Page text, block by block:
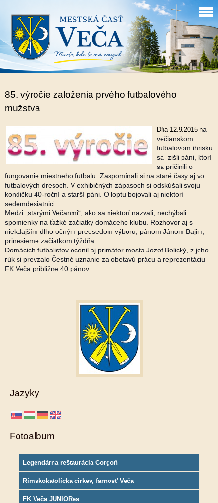
85. výročie založenia prvého futbalového
mužstva
Dňa 12.9.2015 na
večianskom
futbalovom ihrisku
sa zišli páni, ktorí
sa pričinili o
fungovanie miestneho futbalu. Zaspomínali si na staré časy aj vo
futbalových dresoch. V exhibičných zápasoch si odskúšali svoju
kondičku 40-roční a starší páni. O loptu bojovali aj niektorí
sedemdesiatnici.
Medzi „starými Večanmi“, ako sa niektorí nazvali, nechýbali
spomienky na ťažké začiatky domáceho klubu. Rozhovor aj s
niekdajším dlhoročným predsedom výboru, pánom Jánom Bajim,
prinesieme začiatkom týždňa.
Domácich futbalistov ocenil aj primátor mesta Jozef Belický, z jeho
rúk si prevzalo Čestné uznanie za obetavú prácu a reprezentáciu
FK Veča približne 40 pánov.
Jazyky
Fotoalbum
Legendárna reštaurácia Corgoň
Rímskokatolícka cirkev, farnosť Veča
FK Veča JUNIORes